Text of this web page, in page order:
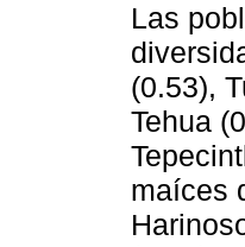
Las
(0.53),
Tehua
maíces